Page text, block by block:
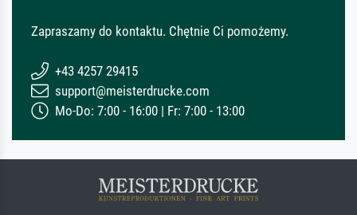
Zapraszamy do kontaktu. Chętnie Ci pomożemy.
+43 4257 29415
support@meisterdrucke.com
Mo-Do: 7:00 - 16:00 | Fr: 7:00 - 13:00